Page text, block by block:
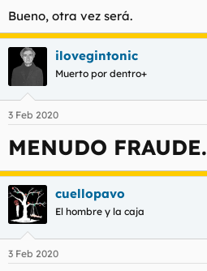
Bueno, otra vez será.
ilovegintonic
Muerto por dentro+
3 Feb 2020
MENUDO FRAUDE.
cuellopavo
El hombre y la caja
3 Feb 2020